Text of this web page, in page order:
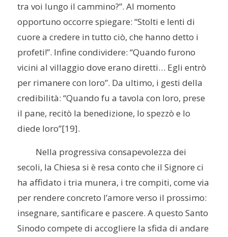
tra voi lungo il cammino?”. Al momento
opportuno occorre spiegare: “Stolti e lenti di
cuore a credere in tutto ciò, che hanno detto i
profeti!”. Infine condividere: “Quando furono
vicini al villaggio dove erano diretti… Egli entrò
per rimanere con loro”. Da ultimo, i gesti della
credibilità: “Quando fu a tavola con loro, prese
il pane, recitò la benedizione, lo spezzò e lo
diede loro”[19].
Nella progressiva consapevolezza dei
secoli, la Chiesa si è resa conto che il Signore ci
ha affidato i tria munera, i tre compiti, come via
per rendere concreto l’amore verso il prossimo:
insegnare, santificare e pascere. A questo Santo
Sinodo compete di accogliere la sfida di andare